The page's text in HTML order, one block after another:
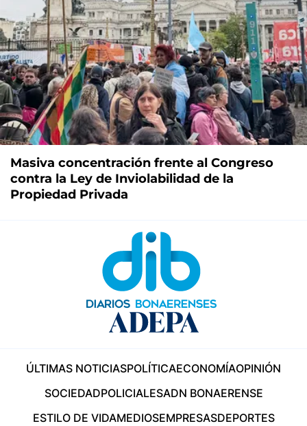
Masiva concentración frente al Congreso
contra la Ley de Inviolabilidad de la
Propiedad Privada
ÚLTIMAS NOTICIASPOLÍTICAECONOMÍAOPINIÓN
SOCIEDADPOLICIALESADN BONAERENSE
ESTILO DE VIDAMEDIOSEMPRESASDEPORTES